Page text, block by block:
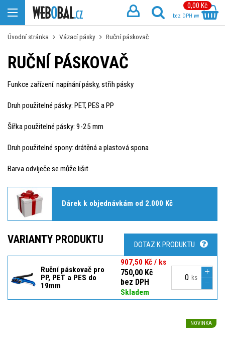
0,00 Kč
bez DPH
Úvodní stránka Vázací pásky Ruční páskovač
NOVINKA
RUČNÍ PÁSKOVAČ
Funkce zařízení: napínání pásky, střih pásky
Druh použitelné pásky: PET, PES a PP
Šířka použitelné pásky: 9-25 mm
Druh použitelné spony: drátěná a plastová spona
Barva odvíječe se může lišit.
Dárek k objednávkám od 2.000 Kč
VARIANTY PRODUKTU DOTAZ K PRODUKTU
Ruční páskovač pro
PP, PET a PES do
19mm
907,50 Kč / ks
750,00 Kč
bez DPH
Skladem
ks